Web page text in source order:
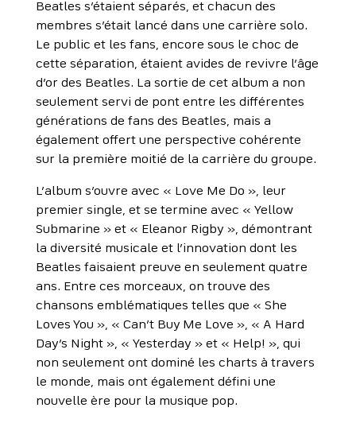
Beatles s’étaient séparés, et chacun des
membres s’était lancé dans une carrière solo.
Le public et les fans, encore sous le choc de
cette séparation, étaient avides de revivre l’âge
d’or des Beatles. La sortie de cet album a non
seulement servi de pont entre les différentes
générations de fans des Beatles, mais a
également offert une perspective cohérente
sur la première moitié de la carrière du groupe.
L’album s’ouvre avec « Love Me Do », leur
premier single, et se termine avec « Yellow
Submarine » et « Eleanor Rigby », démontrant
la diversité musicale et l’innovation dont les
Beatles faisaient preuve en seulement quatre
ans. Entre ces morceaux, on trouve des
chansons emblématiques telles que « She
Loves You », « Can’t Buy Me Love », « A Hard
Day’s Night », « Yesterday » et « Help! », qui
non seulement ont dominé les charts à travers
le monde, mais ont également défini une
nouvelle ère pour la musique pop.